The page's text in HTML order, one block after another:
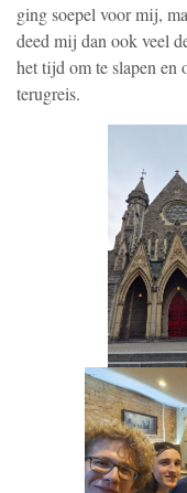
ging soepel voor mij,
deed mij dan ook veel
het tijd om te slapen en
terugreis.